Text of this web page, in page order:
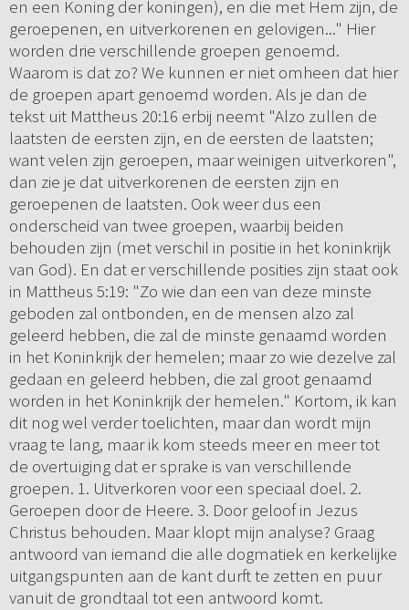
en een Koning der koningen), en die met Hem zijn, de
geroepenen, en uitverkorenen en gelovigen..." Hier
worden drie verschillende groepen genoemd.
Waarom is dat zo? We kunnen er niet omheen dat hier
de groepen apart genoemd worden. Als je dan de
tekst uit Mattheus 20:16 erbij neemt "Alzo zullen de
laatsten de eersten zijn, en de eersten de laatsten;
want velen zijn geroepen, maar weinigen uitverkoren",
dan zie je dat uitverkorenen de eersten zijn en
geroepenen de laatsten. Ook weer dus een
onderscheid van twee groepen, waarbij beiden
behouden zijn (met verschil in positie in het koninkrijk
van God). En dat er verschillende posities zijn staat ook
in Mattheus 5:19: "Zo wie dan een van deze minste
geboden zal ontbonden, en de mensen alzo zal
geleerd hebben, die zal de minste genaamd worden
in het Koninkrijk der hemelen; maar zo wie dezelve zal
gedaan en geleerd hebben, die zal groot genaamd
worden in het Koninkrijk der hemelen." Kortom, ik kan
dit nog wel verder toelichten, maar dan wordt mijn
vraag te lang, maar ik kom steeds meer en meer tot
de overtuiging dat er sprake is van verschillende
groepen. 1. Uitverkoren voor een speciaal doel. 2.
Geroepen door de Heere. 3. Door geloof in Jezus
Christus behouden. Maar klopt mijn analyse? Graag
antwoord van iemand die alle dogmatiek en kerkelijke
uitgangspunten aan de kant durft te zetten en puur
vanuit de grondtaal tot een antwoord komt.